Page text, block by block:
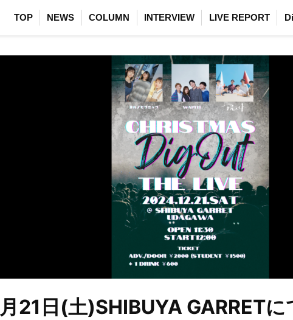
TOP NEWS COLUMN INTERVIEW LIVE REPORT
21日(土)SHIBUYA GARRET